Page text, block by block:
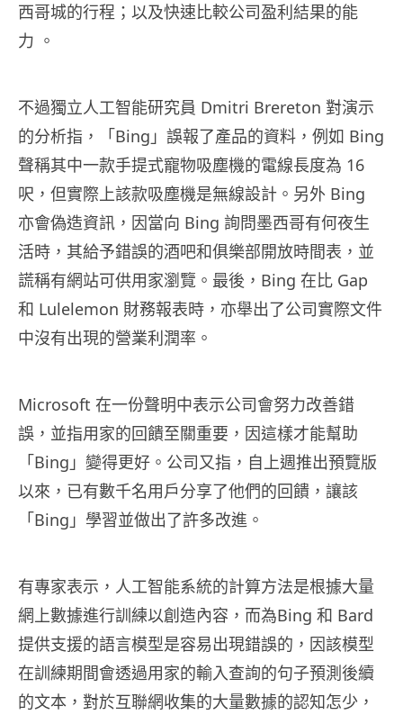
西哥城的行程；以及快速比較公司盈利結果的能
力 。
不過獨立人工智能研究員 Dmitri Brereton 對演示
的分析指，「Bing」誤報了產品的資料，例如 Bing
聲稱其中一款手提式寵物吸塵機的電線長度為 16
呎，但實際上該款吸塵機是無線設計。另外 Bing
亦會偽造資訊，因當向 Bing 詢問墨西哥有何夜生
活時，其給予錯誤的酒吧和俱樂部開放時間表，並
謊稱有網站可供用家瀏覽。最後，Bing 在比 Gap
和 Lulelemon 財務報表時，亦舉出了公司實際文件
中沒有出現的營業利潤率。
Microsoft 在一份聲明中表示公司會努力改善錯
誤，並指用家的回饋至關重要，因這樣才能幫助
「Bing」變得更好。公司又指，自上週推出預覽版
以來，已有數千名用戶分享了他們的回饋，讓該
「Bing」學習並做出了許多改進。
有專家表示，人工智能系統的計算方法是根據大量
網上數據進行訓練以創造內容，而為Bing 和 Bard
提供支援的語言模型是容易出現錯誤的，因該模型
在訓練期間會透過用家的輸入查詢的句子預測後續
的文本，對於互聯網收集的大量數據的認知怎少，